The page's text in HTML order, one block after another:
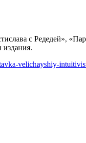
с Редедей»,
издания.
velichayshiy-